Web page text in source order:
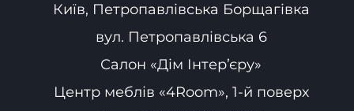
Київ, Петропавлівська Борщагівка
вул. Петропавлівська 6
Салон «Дім Інтер’єру»
Центр меблів «4Room», 1-й поверх